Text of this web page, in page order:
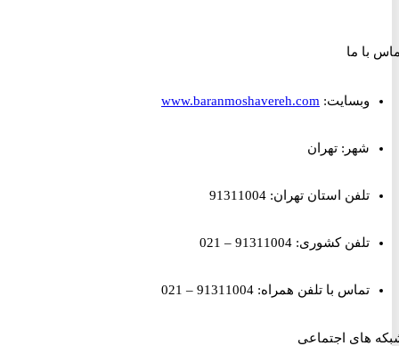
ما
وبسایت:www.baranmoshavereh.com
شهر: تهران
تلفن استان تهران: 91311004
تلفن کشوری: 91311004 – 021
تماس با تلفن همراه: 91311004 – 021
اجتماعی